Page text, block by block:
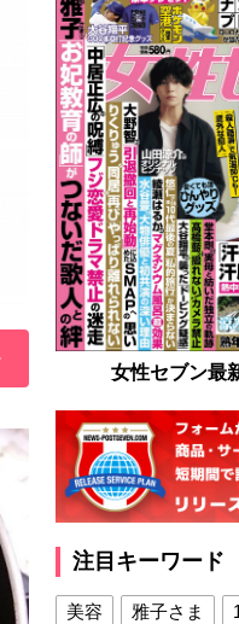
女性セブン最
注目キーワード
美容 雅子さま